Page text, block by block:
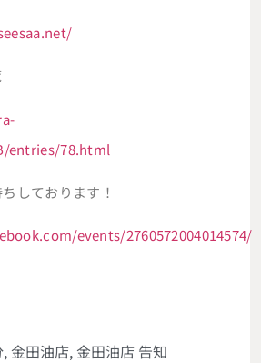
entries/78.html
しております！
events/2760572004014574/
,金田油店,金田油店 告知